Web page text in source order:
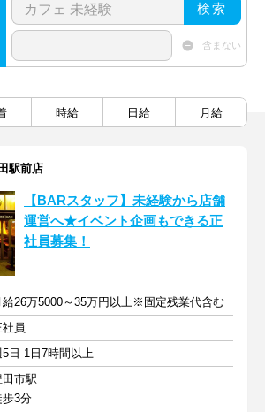
検索
含まない
時給 日給 月給
駅前店
【BARスタッフ】未経験から店舗
運営へ★イベント企画もできる正
社員募集！
給26万5000～35万円以上※固定残業代含む
社員
5日 1日7時間以上
田市駅
歩3分